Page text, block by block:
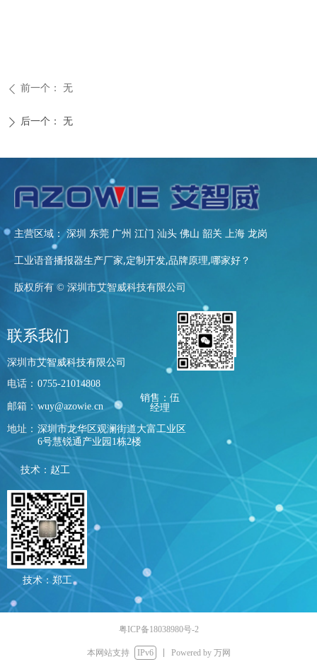
ꄴ 前一个： 无
ꄲ 后一个： 无
电话： 0755-21014808
邮箱： wuy@azowie.cn
地址： 深圳市龙华区观澜街道大富工业区
6号慧锐通产业园1栋2楼
联系我们
深圳市艾智威科技有限公司
销售：伍
经理
版权所有 © 深圳市艾智威科技有限公司
主营区域： 深圳 东莞 广州 江门 汕头 佛山 韶关 上海 龙岗
工业语音播报器生产厂家,定制开发,品牌原理,哪家好？
技术：赵工
技术：郑工
粤ICP备18038980号-2
本网站支持 IPv6 Powered by 万网